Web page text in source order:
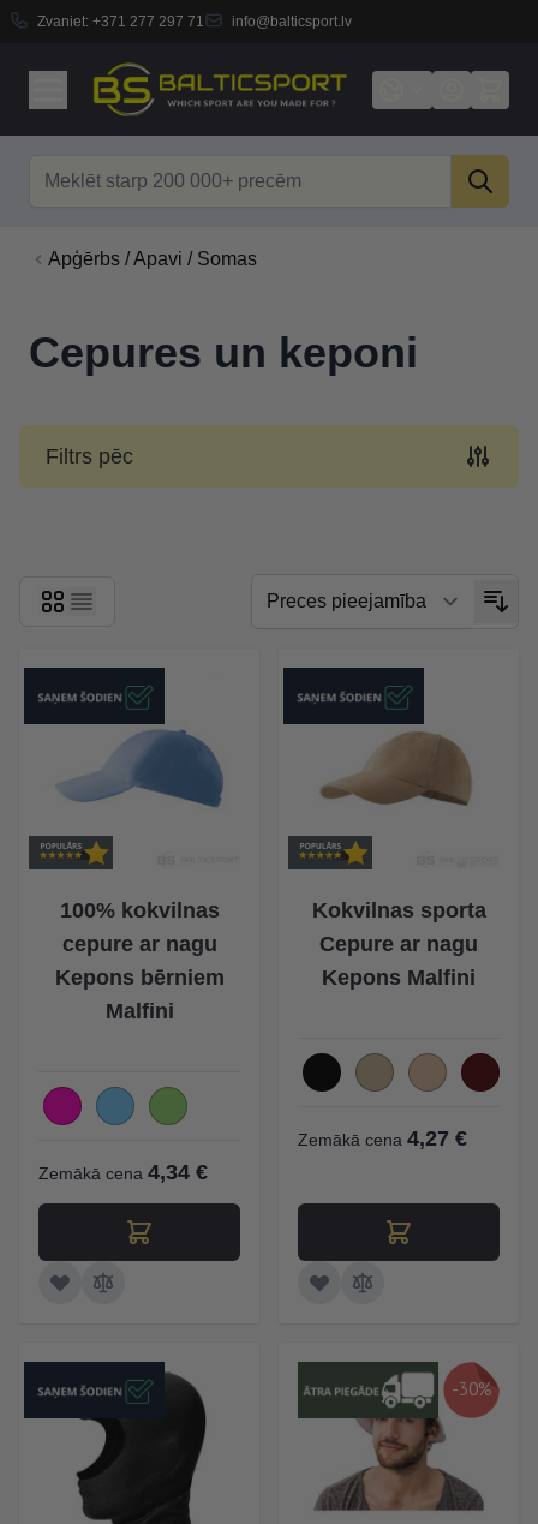
Zvaniet: +371 277 297 71 info@balticsport.lv
Apģērbs / Apavi / Somas
Cepures un keponi
Filtrs pēc
100% kokvilnas
cepure ar nagu
Kepons bērniem
Malfini
Zemākā cena 4,34 €
Kokvilnas sporta
Cepure ar nagu
Kepons Malfini
Zemākā cena 4,27 €
-30%